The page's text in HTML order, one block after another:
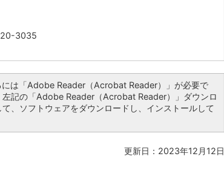
20-3035
には「Adobe Reader（Acrobat Reader）」が必要で
左記の「Adobe Reader（Acrobat Reader）」ダウンロ
、ソフトウェアをダウンロードし、インストールして
更新日：2023年12月12日